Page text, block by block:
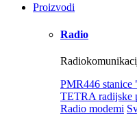
Proizvodi
Radio
PMR446 stanice
TETRA radijske
Radio modemi